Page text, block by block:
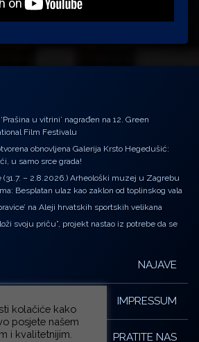
u vitrini’ nagrađen na 12. Green
Film Festivalu
obnovljena Galerija Krsto Hegedušić:
u samo srce grada!
(31.7. – 2.8.2026.) Arheološki muzej u Zagrebu
Besplatan ulaz kao zaklon od toplinskog vala
na Aleji hrvatskih sportskih velikana
svoju priču”, projekt nastao iz potrebe da se
NAJAVE
IMPRESSUM
PRATITE NAS
kolačiće kako
posjete našem
i kvalitetnijim.